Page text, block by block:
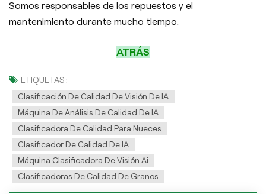
Somos responsables de los repuestos y el
mantenimiento durante mucho tiempo.
ATRÁS
ETIQUETAS :
Clasificación De Calidad De Visión De IA
Máquina De Análisis De Calidad De IA
Clasificadora De Calidad Para Nueces
Clasificador De Calidad De IA
Máquina Clasificadora De Visión Ai
Clasificadoras De Calidad De Granos